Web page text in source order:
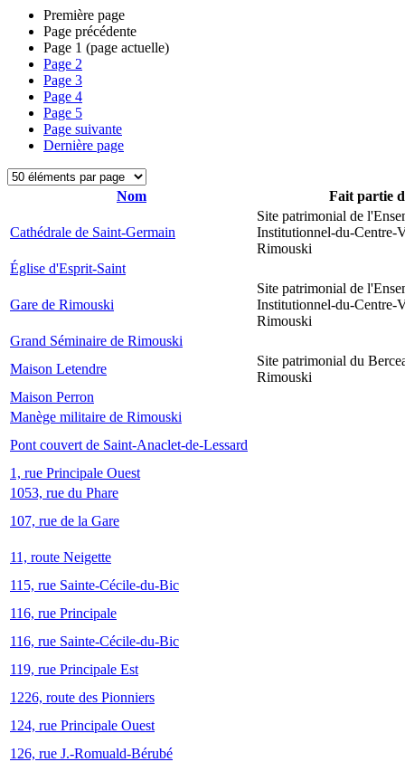
Première page
Page précédente
Page 1 (page actuelle)
Page 2
Page 3
Page 4
Page 5
Page suivante
Dernière page
Nom Fait partie
Cathédrale de Saint-Germain
Site patrimonial de
Institutionnel-du-Centre-
Rimouski
Église d'Esprit-Saint
Gare de Rimouski
Site patrimonial de
Institutionnel-du-Centre-
Rimouski
Grand Séminaire de Rimouski
Maison Letendre
Site patrimonial du
Rimouski
Maison Perron
Manège militaire de Rimouski
Pont couvert de Saint-Anaclet-de-Lessard
1, rue Principale Ouest
1053, rue du Phare
107, rue de la Gare
11, route Neigette
115, rue Sainte-Cécile-du-Bic
116, rue Principale
116, rue Sainte-Cécile-du-Bic
119, rue Principale Est
1226, route des Pionniers
124, rue Principale Ouest
126, rue J.-Romuald-Bérubé